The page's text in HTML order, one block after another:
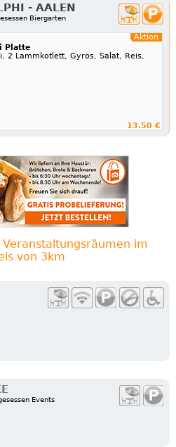
- AALEN
Biergarten
Aktion
Platte
2 Lammkotlett, Gyros, Salat, Reis,
13.50 €
im
von 3km
Events